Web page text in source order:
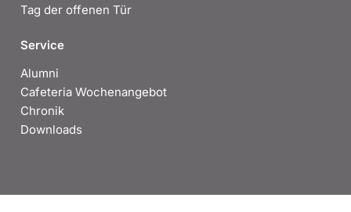
Tag der offenen Tür
Service
Alumni
Cafeteria Wochenangebot
Chronik
Downloads